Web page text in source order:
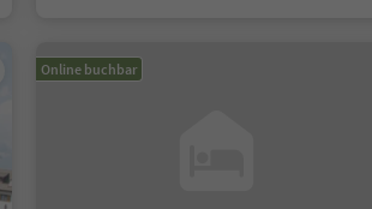
Online buchbar